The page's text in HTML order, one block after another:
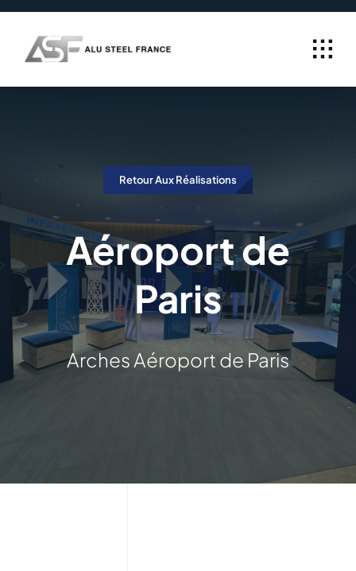
Passer
contenu
Retour Aux Réalisations
Aéroport de
Paris
Arches Aéroport de Paris